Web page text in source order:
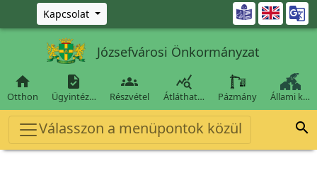
Ugrás a fő tartalomra
Kapcsolat 
Józsefvárosi Önkormányzat

Otthon

Ügyintéz…

Részvétel

Átláthat… Pázmány Állami k…
Válasszon a menüpontok közül 